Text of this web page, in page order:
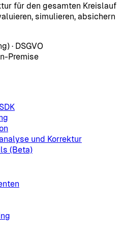
für den gesamten Kreislauf
simulieren, absichern
· DSGVO
Premise
und Korrektur
(Beta)